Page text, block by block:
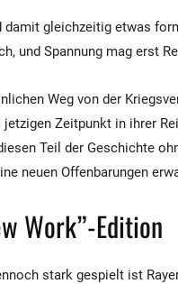
gleichzeitig etwas
und Spannung mag erst
Weg von der
Zeitpunkt in ihrer
Teil der Geschichte
neuen Offenbarungen
Work”-Edition
stark gespielt ist